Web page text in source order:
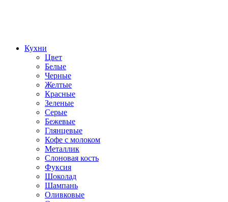
Кухни
Цвет
Белые
Черные
Желтые
Красные
Зеленые
Серые
Бежевые
Глянцевые
Кофе с молоком
Металлик
Слоновая кость
Фуксия
Шоколад
Шампань
Оливковые